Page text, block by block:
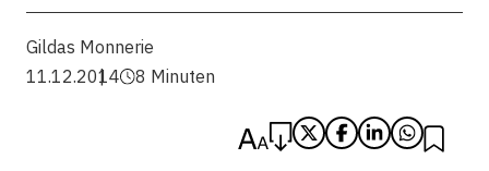
Gildas Monnerie
11.12.2014
8 Minuten